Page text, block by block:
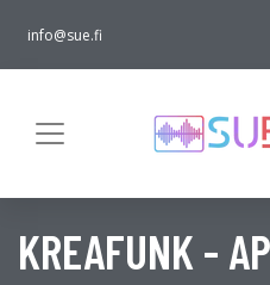
info@sue.fi
KREAFUNK -